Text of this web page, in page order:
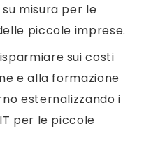
misura per le
piccole imprese.
sui costi
e alla formazione
esternalizzando i
per le piccole